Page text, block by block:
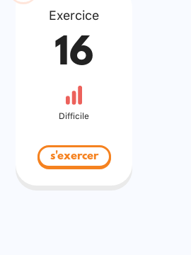
Exercice
16
Difficile
s'exercer